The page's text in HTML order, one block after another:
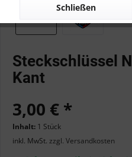
Steckschlüssel
Kant
3,00 € *
Inhalt: 1 Stück
inkl. MwSt. zzgl. Versandkosten
Schließen